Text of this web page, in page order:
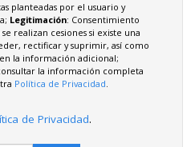
planteadas por el usuario y
Legitimación: Consentimiento
se realizan cesiones si existe una
rectificar y suprimir, así como
la información adicional;
la información completa
Política de Privacidad.
de Privacidad.